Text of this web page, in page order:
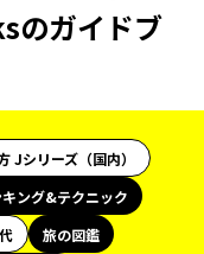
のガイドブ
Jシリーズ（国内）
ング&テクニック
旅の図鑑